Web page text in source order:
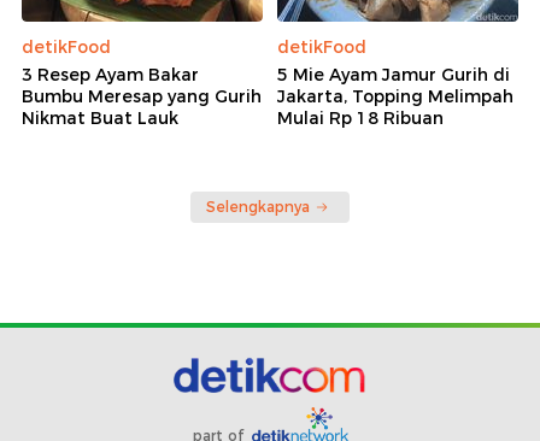
detikFood
3 Resep Ayam Bakar
Bumbu Meresap yang Gurih
Nikmat Buat Lauk
detikFood
5 Mie Ayam Jamur Gurih di
Jakarta, Topping Melimpah
Mulai Rp 18 Ribuan
Selengkapnya
part of